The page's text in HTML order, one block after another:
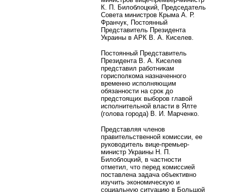
К. П. Билоблоцкий, Председатель
Совета министров Крыма А. Р.
Франчук, Постоянный
Представитель Президента
Украины в АРК В. А. Киселев.
Постоянный Представитель
Президента В. А. Киселев
представил работникам
горисполкома назначенного
временно исполняющим
обязанности на срок до
предстоящих выборов главой
исполнительной власти в Ялте
(голова города) В. И. Марченко.
Представляя членов
правительственной комиссии, ее
руководитель вице-премьер-
министр Украины Н. П.
Билоблоцкий, в частности
отметил, что перед комиссией
поставлена задача объективно
изучить экономическую и
социальную ситуацию в Большой